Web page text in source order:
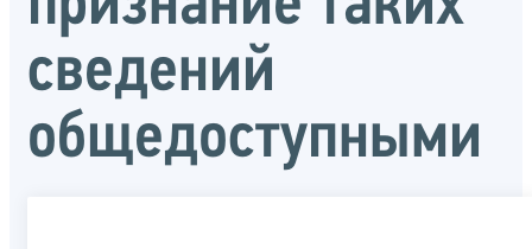
сведений
общедоступными